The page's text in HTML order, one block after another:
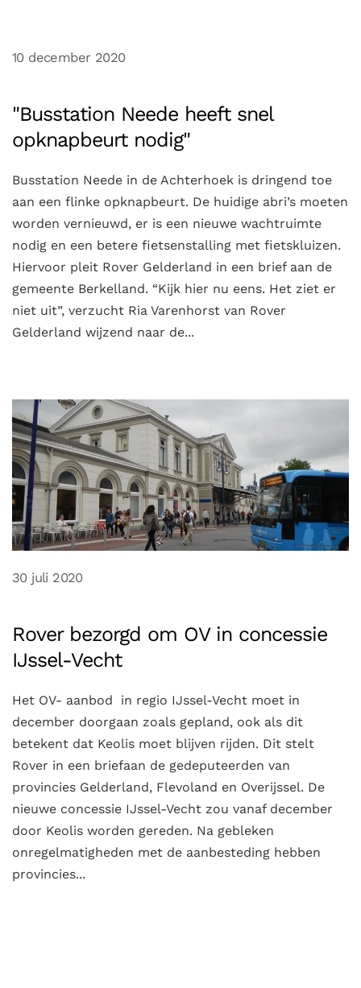
10 december 2020
"Busstation Neede heeft snel
opknapbeurt nodig"
Busstation Neede in de Achterhoek is dringend toe
aan een flinke opknapbeurt. De huidige abri’s moeten
worden vernieuwd, er is een nieuwe wachtruimte
nodig en een betere fietsenstalling met fietskluizen.
Hiervoor pleit Rover Gelderland in een brief aan de
gemeente Berkelland. “Kijk hier nu eens. Het ziet er
niet uit”, verzucht Ria Varenhorst van Rover
Gelderland wijzend naar de...
30 juli 2020
Rover bezorgd om OV in concessie
IJssel-Vecht
Het OV- aanbod in regio IJssel-Vecht moet in
december doorgaan zoals gepland, ook als dit
betekent dat Keolis moet blijven rijden. Dit stelt
Rover in een briefaan de gedeputeerden van
provincies Gelderland, Flevoland en Overijssel. De
nieuwe concessie IJssel-Vecht zou vanaf december
door Keolis worden gereden. Na gebleken
onregelmatigheden met de aanbesteding hebben
provincies...